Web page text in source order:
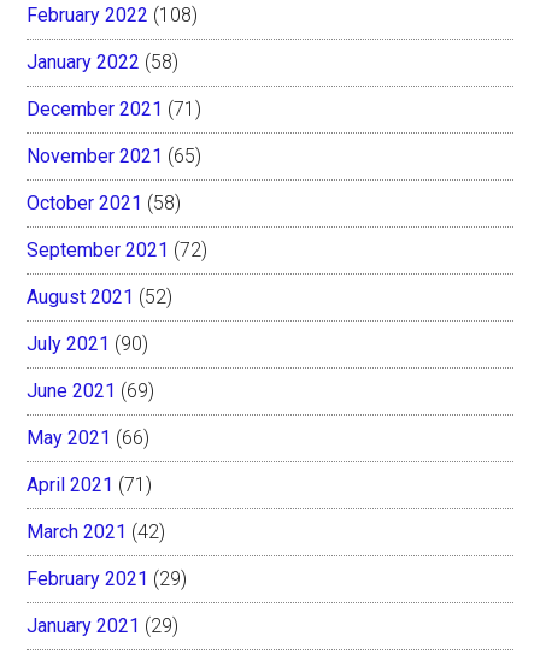
February 2022 (108)
January 2022 (58)
December 2021 (71)
November 2021 (65)
October 2021 (58)
September 2021 (72)
August 2021 (52)
July 2021 (90)
June 2021 (69)
May 2021 (66)
April 2021 (71)
March 2021 (42)
February 2021 (29)
January 2021 (29)